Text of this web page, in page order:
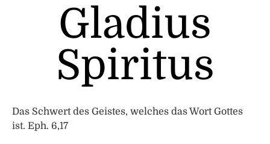
Gladius
Spiritus
Das Schwert des Geistes, welches das Wort Gottes
ist. Eph. 6,17